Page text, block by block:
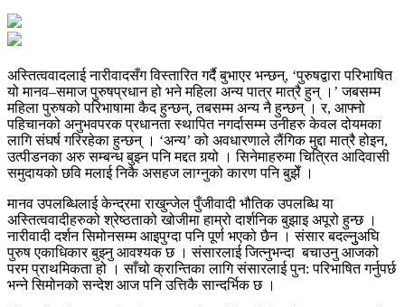
अस्तित्ववादलाई नारीवादसँग विस्तारित गर्दै बुभाएर भन्छन्, ‘पुरुषद्वारा परिभाषित
यो मानव–समाज पुरुषप्रधान हो भने महिला अन्य पात्र मात्रै हुन् ।’ जबसम्म
महिला पुरुषको परिभाषामा कैद हुन्छन्, तबसम्म अन्य नै हुन्छन् । र, आफ्नो
पहिचानको अनुभवपरक प्रधानता स्थापित नगर्दासम्म उनीहरु केवल दोयमका
लागि संघर्ष गरिरहेका हुन्छन् । ‘अन्य’ को अवधारणाले लैंगिक मुद्दा मात्रै होइन,
उत्पीडनका अरु सम्बन्ध बुझ्न पनि मद्दत गर्‍यो । सिनेमाहरुमा चित्रित आदिवासी
समुदायको छवि मलाई निकै असहज लाग्नुको कारण पनि बुझेँ ।
मानव उपलब्धिलाई केन्द्रमा राखुन्जेल पुँजीवादी भौतिक उपलब्धि या
अस्तित्ववादीहरुको श्रेष्ठताको खोजीमा हाम्रो दार्शनिक बुझाइ अपूरो हुन्छ ।
नारीवादी दर्शन सिमोनसम्म आइपुग्दा पनि पूर्ण भएको छैन । संसार बदल्नुुअघि
पुरुष एकाधिकार बुझ्नु आवश्यक छ । संसारलाई जित्नुभन्दा बचाउनु आजको
परम प्राथमिकता हो । साँचो क्रान्तिका लागि संसारलाई पुन: परिभाषित गर्नुपर्छ
भन्ने सिमोनको सन्देश आज पनि उत्तिकै सान्दर्भिक छ ।